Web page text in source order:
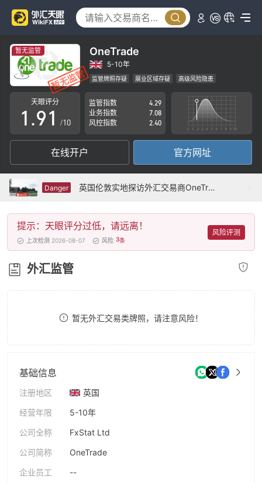
暂无监管 OneTrade
5-10年
监管牌照存疑 展业区域存疑 高级风险隐患
天眼评分
0
1
2
3
4
5
6
7
8
.
5
6
7
8
9
0
1
2
3
4
5
6
7
8
/10
监管指数
4.29
业务指数
7.08
风控指数
2.40
在线开户 官方网址
Danger 英国伦敦实地探访外汇交易商OneTrade 不存在展业场所
提示：天眼评分过低，请远离！
上次检测 2026-08-07 风险 3条
风险评测
外汇监管
暂无外汇交易类牌照，请注意风险！
基础信息
注册地区
英国
经营年限
5-10年
公司全称
FxStat Ltd
公司简称
OneTrade
企业员工
--